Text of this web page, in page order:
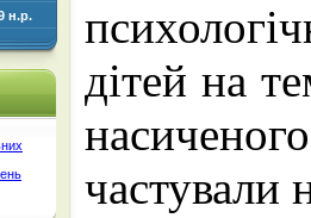
н.р.
дітей на
частували